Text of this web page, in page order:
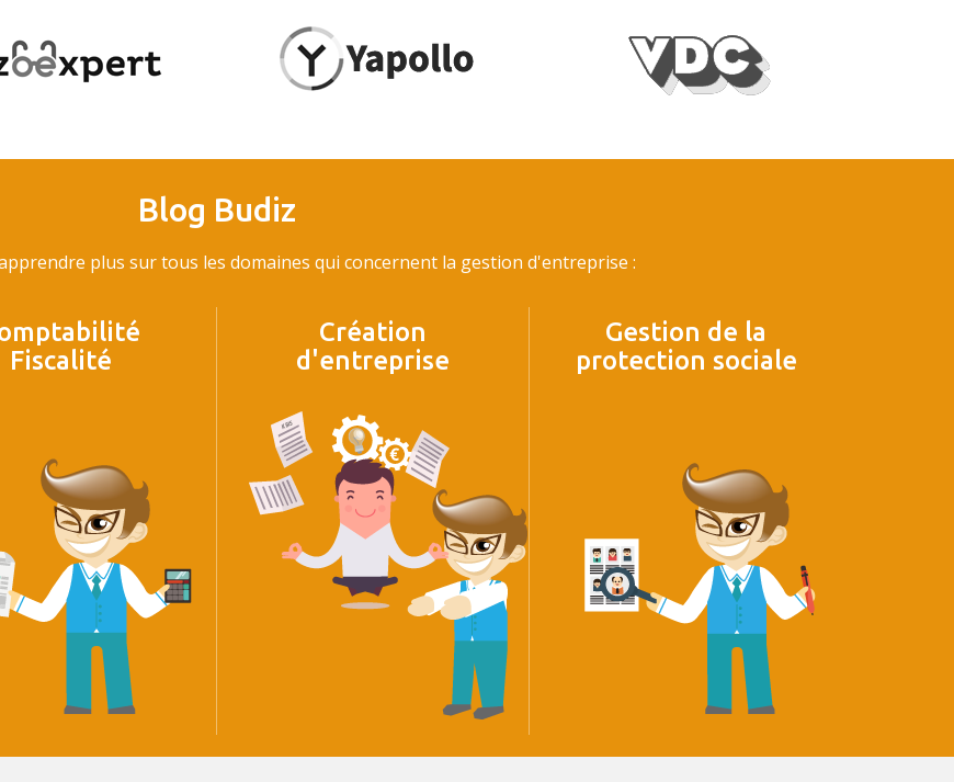
Blog Budiz
plus sur tous les domaines qui concernent la gestion d'entreprise :
Fiscalité
Création
d'entreprise
Gestion de la
protection sociale